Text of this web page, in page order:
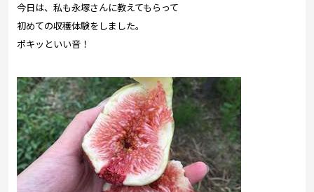
今日は、私も永塚さんに教えてもらって
初めての収穫体験をしました。
ポキッといい音！